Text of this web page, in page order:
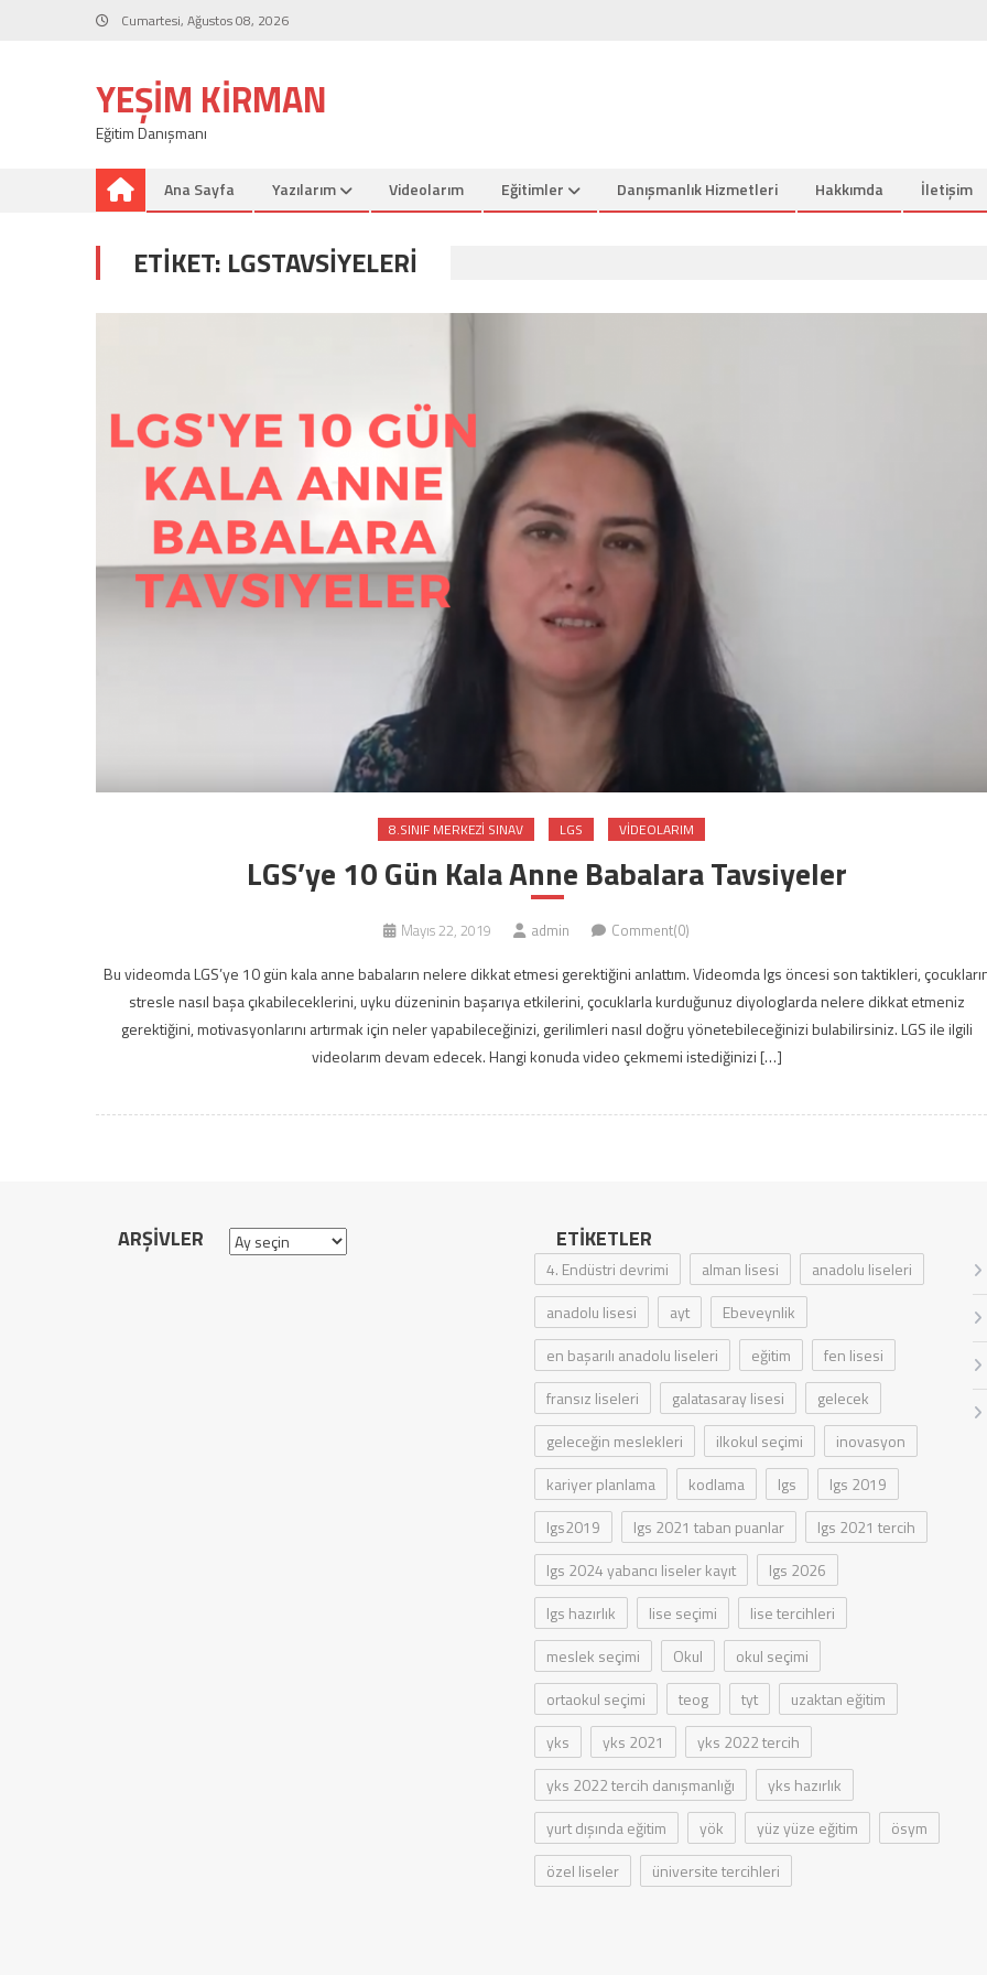
Cumartesi, Ağustos 08, 2026
YEŞIM KIRMAN
Eğitim Danışmanı
Ana Sayfa Yazılarım Videolarım Eğitimler Danışmanlık Hizmetleri Hakkımda İletişim
ETIKET: LGSTAVSIYELERI
8.SINIF MERKEZI SINAV LGS VIDEOLARIM
LGS’ye 10 Gün Kala Anne Babalara Tavsiyeler
Mayıs 22, 2019 admin Comment(0)
Bu videomda LGS’ye 10 gün kala anne babaların nelere dikkat etmesi gerektiğini anlattım. Videomda lgs öncesi son taktikleri,
stresle nasıl başa çıkabileceklerini, uyku düzeninin başarıya etkilerini, çocuklarla kurduğunuz diyologlarda nelere dikkat etmeniz
gerektiğini, motivasyonlarını artırmak için neler yapabileceğinizi, gerilimleri nasıl doğru yönetebileceğinizi bulabilirsiniz. LGS ile ilgili
videolarım devam edecek. Hangi konuda video çekmemi istediğinizi […]
ARŞIVLER Arşivler ETIKETLER
4. Endüstri devrimi alman lisesi
anadolu liseleri
anadolu lisesi
ayt
Ebeveynlik
en başarılı anadolu liseleri
eğitim
fen lisesi
fransız liseleri
galatasaray lisesi
gelecek
geleceğin meslekleri
ilkokul seçimi
inovasyon
kariyer planlama
kodlama lgs
lgs 2019
lgs2019
lgs 2021 taban puanlar
lgs 2021 tercih
lgs 2024 yabancı liseler kayıt
lgs 2026
lgs hazırlık
lise seçimi
lise tercihleri
meslek seçimi
Okul
okul seçimi
ortaokul seçimi
teog tyt
uzaktan eğitim
yks
yks 2021
yks 2022 tercih
yks 2022 tercih danışmanlığı
yks hazırlık
yurt dışında eğitim
yök yüz yüze eğitim
ösym
özel liseler
üniversite tercihleri